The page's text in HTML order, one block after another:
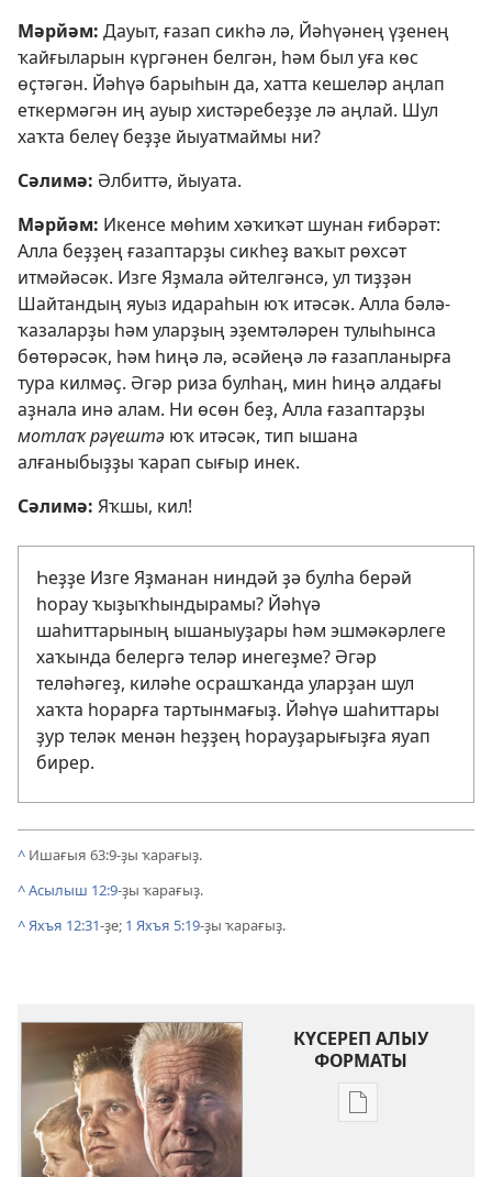
Мәрйәм: Дауыт, ғазап сикһә лә, Йәһүәнең үҙенең
ҡайғыларын күргәнен белгән, һәм был уға көс
өҫтәгән. Йәһүә барыһын да, хатта кешеләр аңлап
еткермәгән иң ауыр хистәребеҙҙе лә аңлай. Шул
хаҡта белеү беҙҙе йыуатмаймы ни?
Сәлимә: Әлбиттә, йыуата.
Мәрйәм: Икенсе мөһим хәҡиҡәт шунан ғибәрәт:
Алла беҙҙең ғазаптарҙы сикһеҙ ваҡыт рөхсәт
итмәйәсәк. Изге Яҙмала әйтелгәнсә, ул тиҙҙән
Шайтандың яуыз идараһын юҡ итәсәк. Алла бәлә-
ҡазаларҙы һәм уларҙың эҙемтәләрен тулыһынса
бөтөрәсәк, һәм һиңә лә, әсәйеңә лә ғазапланырға
тура килмәҫ. Әгәр риза булһаң, мин һиңә алдағы
аҙнала инә алам. Ни өсөн беҙ, Алла ғазаптарҙы
мотлаҡ рәүештә юҡ итәсәк, тип ышана
алғаныбыҙҙы ҡарап сығыр инек.
Сәлимә: Яҡшы, кил!
Һеҙҙе Изге Яҙманан ниндәй ҙә булһа берәй
һорау ҡыҙыҡһындырамы? Йәһүә
шаһиттарының ышаныуҙары һәм эшмәкәрлеге
хаҡында белергә теләр инегеҙме? Әгәр
теләһәгеҙ, киләһе осрашҡанда уларҙан шул
хаҡта һорарға тартынмағыҙ. Йәһүә шаһиттары
ҙур теләк менән һеҙҙең һорауҙарығыҙға яуап
бирер.
^ Ишағыя 63:9-ҙы ҡарағыҙ.
^Асылыш 12:9-ҙы ҡарағыҙ.
^Яхъя 12:31-ҙе; 1 Яхъя 5:19-ҙы ҡарағыҙ.
КҮСЕРЕП АЛЫУ
ФОРМАТЫ
Баҫмаларҙы